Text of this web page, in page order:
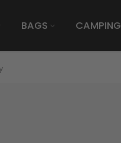
BAGS CAMPING